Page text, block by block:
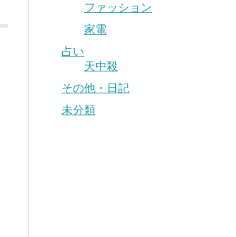
ファッション
家電
占い
天中殺
その他・日記
未分類